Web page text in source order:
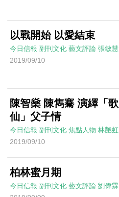
以戰開始 以愛結束
今日信報 副刊文化 藝文評論 張敏慧
2019/09/10
陳智燊 陳雋騫 演繹「歌
仙」父子情
今日信報 副刊文化 焦點人物 林艷虹
2019/09/10
柏林蜜月期
今日信報 副刊文化 藝文評論 劉偉霖